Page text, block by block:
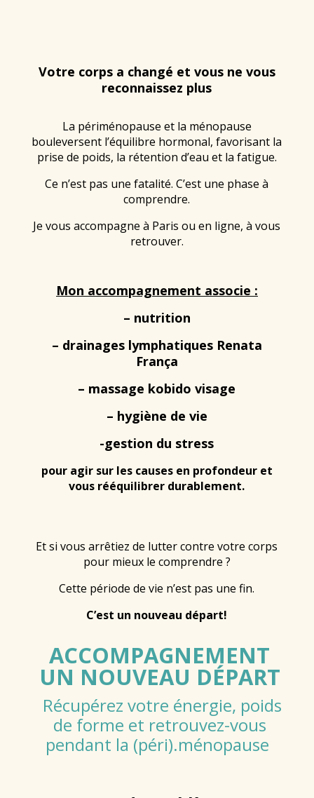
Votre corps a changé et vous ne vous
reconnaissez plus
La périménopause et la ménopause
bouleversent l’équilibre hormonal, favorisant la
prise de poids, la rétention d’eau et la fatigue.
Ce n’est pas une fatalité. C’est une phase à
comprendre.
Je vous accompagne à Paris ou en ligne, à vous
retrouver.
Mon accompagnement associe :
– nutrition
– drainages lymphatiques Renata
França
– massage kobido visage
– hygiène de vie
-gestion du stress
pour agir sur les causes en profondeur et
vous rééquilibrer durablement.
Et si vous arrêtiez de lutter contre votre corps
pour mieux le comprendre ?
Cette période de vie n’est pas une fin.
C’est un nouveau départ!
ACCOMPAGNEMENT
UN NOUVEAU DÉPART
Récupérez votre énergie, poids
de forme et retrouvez-vous
pendant la (péri).ménopause